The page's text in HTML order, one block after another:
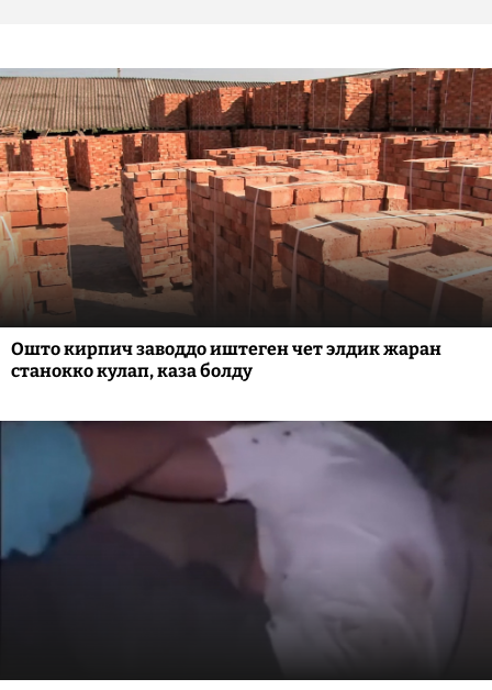
Ошто кирпич заводдо иштеген чет элдик жаран
станокко кулап, каза болду